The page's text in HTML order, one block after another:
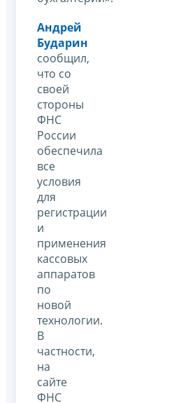
Андрей
Бударин
сообщил,
что со
своей
стороны
ФНС
России
обеспечила
все
условия
для
регистрации
и
применения
кассовых
аппаратов
по
новой
технологии.
В
частности,
на
сайте
ФНС